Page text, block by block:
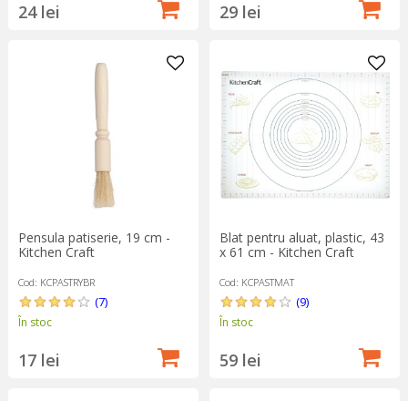
24 lei 29 lei
Pensula patiserie, 19 cm -
Kitchen Craft
Cod: KCPASTRYBR
(7)
În stoc
17 lei
Blat pentru aluat, plastic, 43
x 61 cm - Kitchen Craft
Cod: KCPASTMAT
(9)
În stoc
59 lei